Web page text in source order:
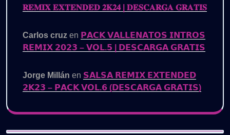
𝐑𝐄𝐌𝐈𝐗 𝐄𝐗𝐓𝐄𝐍𝐃𝐄𝐃 𝟐𝐊𝟐𝟒 | 𝐃𝐄𝐒𝐂𝐀𝐑𝐆𝐀 𝐆𝐑𝐀𝐓𝐈𝐒
Carlos cruz en 𝗣𝗔𝗖𝗞 𝗩𝗔𝗟𝗟𝗘𝗡𝗔𝗧𝗢𝗦 𝗜𝗡𝗧𝗥𝗢𝗦
𝗥𝗘𝗠𝗜𝗫 𝟮𝟬𝟮𝟯 – 𝗩𝗢𝗟.𝟱 | 𝗗𝗘𝗦𝗖𝗔𝗥𝗚𝗔 𝗚𝗥𝗔𝗧𝗜𝗦
Jorge Millán en 𝗦𝗔𝗟𝗦𝗔 𝗥𝗘𝗠𝗜𝗫 𝗘𝗫𝗧𝗘𝗡𝗗𝗘𝗗
𝟮𝗞𝟮𝟯 – 𝗣𝗔𝗖𝗞 𝗩𝗢𝗟.𝟲 (𝗗𝗘𝗦𝗖𝗔𝗥𝗚𝗔 𝗚𝗥𝗔𝗧𝗜𝗦)